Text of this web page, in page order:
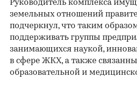
Руководитель комплекса
земельных отношений
подчеркнул, что таким
поддерживать группы
занимающихся наукой,
в сфере ЖКХ, а также
образовательной и